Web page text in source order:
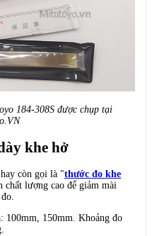
184-308S được chụp tại
khe hở
còn gọi là "thước đo khe
chất lượng cao để giảm mài
150mm. Khoảng đo